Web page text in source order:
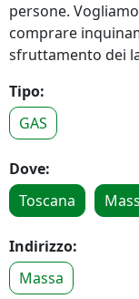
persone.
comprare
sfruttamento dei
Tipo:
GAS
Dove:
Toscana
Indirizzo:
Massa